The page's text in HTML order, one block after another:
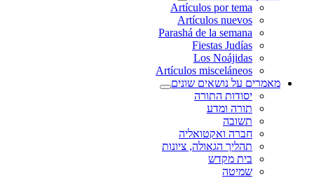
Artículos por tema
Artículos nuevos
Parashá de la semana
Fiestas Judías
Los Noájidas
Artículos misceláneos
מאמרים על נושאים שונים
יסודות התורה
תורה ומדע
תשובה
חברה ואקטואליה
תהליך הגאולה, ציונות
בית מקדש
שמיטה